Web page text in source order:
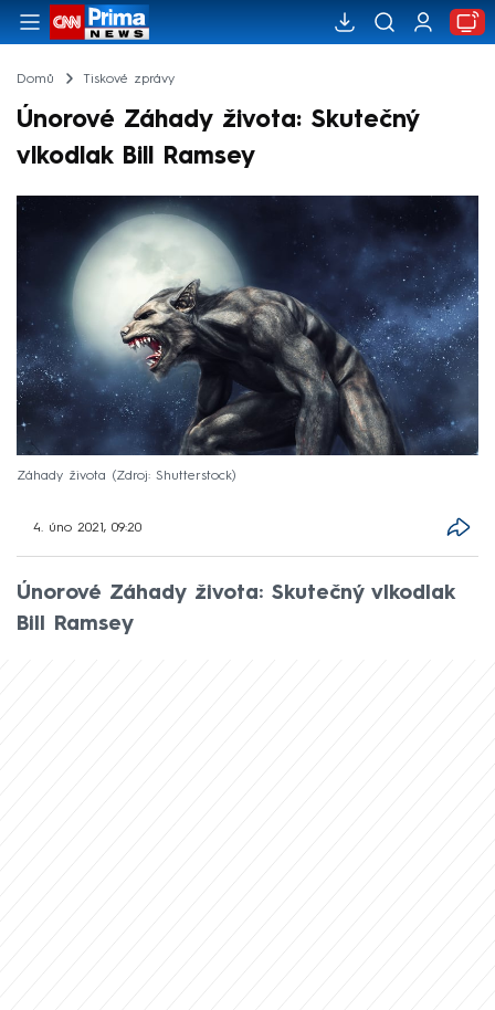
Domů Tiskové zprávy
Únorové Záhady života: Skutečný
vlkodlak Bill Ramsey
Záhady života Zdroj: Shutterstock
4. úno 2021, 09:20
Únorové Záhady života: Skutečný vlkodlak
Bill Ramsey